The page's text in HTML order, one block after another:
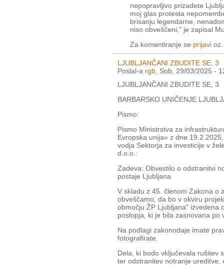
nepopravljivo prizadete
moj glas protesta
brisanju legendarne,
niso obveščeni," je zapisal
Za komentiranje se prijavi
LJUBLJANČANI ZBUDITE SE, 3
Poslal-a rgb , Sob, 29/03/2025 -
LJUBLJANČANI ZBUDITE SE, 3
BARBARSKO UNIČENJE
Pismo:
Pismo Ministrstva za
Evropska unija« z dne
vodja Sektorja za investicije v
d.o.o.:
Zadeva: Obvestilo o odstranitvi
postaje Ljubljana
V skladu z 45. členom Zakona o
obveščamo, da bo v okviru
območju ŽP Ljubljana" izvedena
poslopja, ki je bila zasnovana po
Na podlagi zakonodaje imate
fotografirate.
Dela, ki bodo vključevala rušitev
ter odstranitev notranje ureditve,